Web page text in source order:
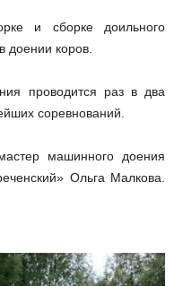
и сборке доильного
доении коров.
проводится раз в два
соревнований.
машинного доения
Ольга Малкова.